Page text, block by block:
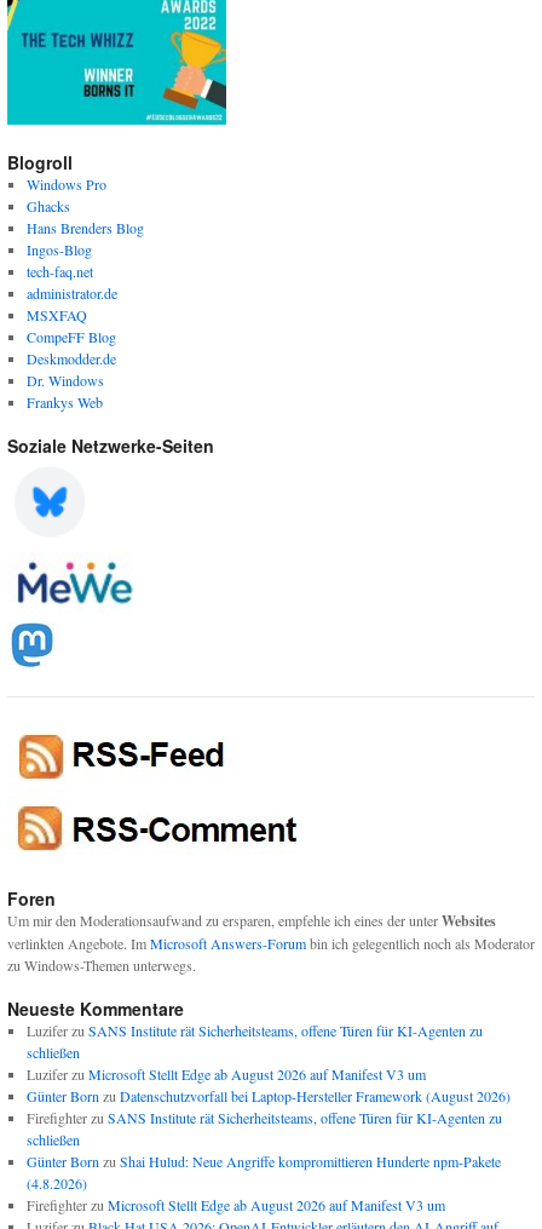
Blogroll
Windows Pro
Ghacks
Hans Brenders Blog
Ingos-Blog
tech-faq.net
administrator.de
MSXFAQ
CompeFF Blog
Deskmodder.de
Dr. Windows
Frankys Web
Soziale Netzwerke-Seiten
Foren
Um mir den Moderationsaufwand zu ersparen, empfehle ich eines der unterWebsites
verlinkten Angebote. ImMicrosoft Answers-Forumbin ich gelegentlich noch als Moderator
zu Windows-Themen unterwegs.
Neueste Kommentare
Luziferzu SANS Institute rät Sicherheitsteams, offene Türen für KI-Agenten zu
schließen
Luziferzu Microsoft Stellt Edge ab August 2026 auf Manifest V3 um
Günter Born zu Datenschutzvorfall bei Laptop-Hersteller Framework (August 2026)
Firefighterzu SANS Institute rät Sicherheitsteams, offene Türen für KI-Agenten zu
schließen
Günter Born zu Shai Hulud: Neue Angriffe kompromittieren Hunderte npm-Pakete
(4.8.2026)
Firefighterzu Microsoft Stellt Edge ab August 2026 auf Manifest V3 um